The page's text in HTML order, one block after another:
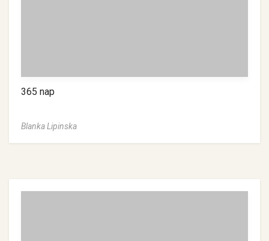
365 nap
Blanka Lipinska